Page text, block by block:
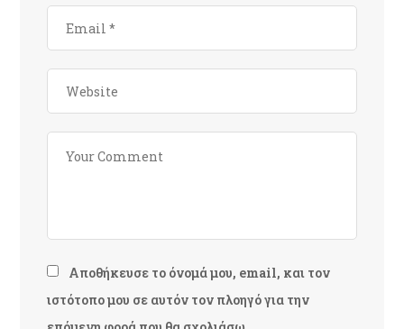
Αποθήκευσε το όνομά μου, email, και τον
ιστότοπο μου σε αυτόν τον πλοηγό για την